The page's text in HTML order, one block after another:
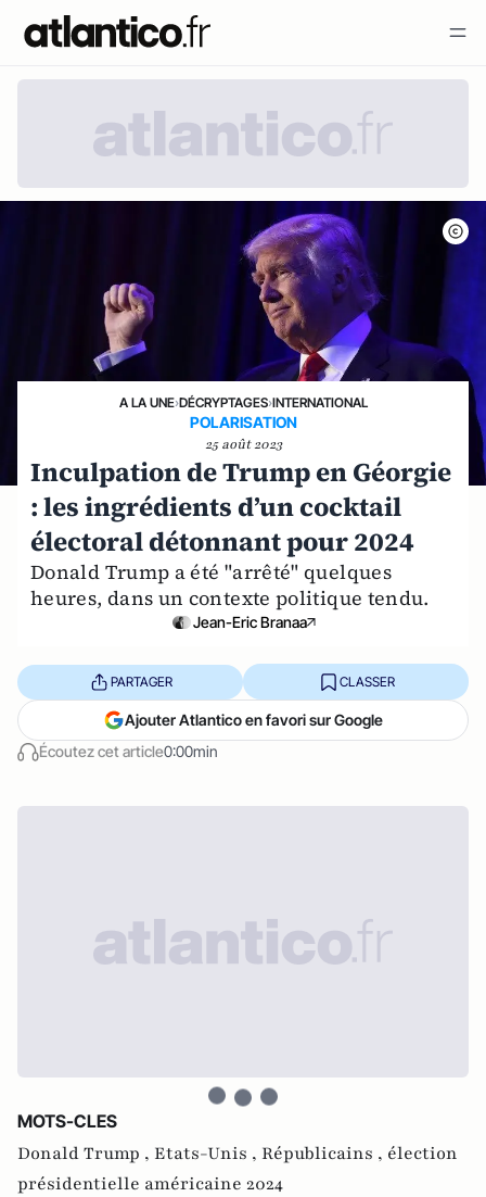
A LA UNE›DÉCRYPTAGES›INTERNATIONAL
POLARISATION
25 août 2023
Inculpation de Trump en Géorgie
: les ingrédients d’un cocktail
électoral détonnant pour 2024
Donald Trump a été "arrêté" quelques
heures, dans un contexte politique tendu.
Jean-Eric Branaa
Écoutez cet article0:00min
PARTAGER CLASSER
Ajouter Atlantico en favori sur Google
MOTS-CLES
Donald Trump , Etats-Unis , Républicains , élection
présidentielle américaine 2024